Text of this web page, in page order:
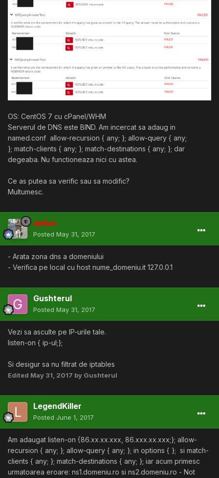
OS: CentOS 7 cu cPanel/WHM
Serverul de DNS este BIND. Am incercat sa adaug in
named.conf allow-recursion { any; }; allow-query { any;
}; match-clients { any; }; match-destinations { any; }; dar
degeaba. Nu functioneaza nici cu astea.
Ce as putea sa verific sau sa modific?
Multumesc.
aelius
Posted May 31, 2017
- Arata zona dns a domeniului
- Verifica pe local cu host nume_domeniu.it 127.0.0.1
Gushterul
Posted May 31, 2017
Vezi sa asculte pe IP-urile tale.
listen-on { ip-ul;};
Si desigur sa nu filtrat de iptables
Edited May 31, 2017 by Gushterul
LegendKiller
Posted June 1, 2017
Am adaugat listen-on {86.xx.xx.xxx, 86.xxx.xx.xxx;}; allow-
recursion { any; }; allow-query { any; }; in options { }; si match-
clients { any; }; match-destinations { any; }; iar acum primesc
urmatoarea eroare: ns1.domeniu.ro si ns2.domeniu.ro - Not